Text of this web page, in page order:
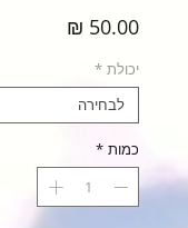
יכולת *
לבחירה
כמות *